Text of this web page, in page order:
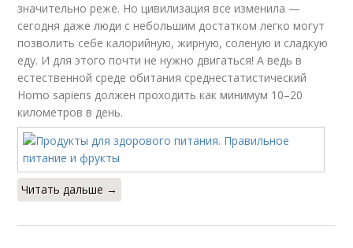
Раздельное питание Пищевые продукты
Совместимые
продукты
Продукты при
правильном питании
значительно реже. Но цивилизация все изменила —
сегодня даже люди с небольшим достатком легко могут
позволить себе калорийную, жирную, соленую и сладкую
еду. И для этого почти не нужно двигаться! А ведь в
естественной среде обитания среднестатистический
Homo sapiens должен проходить как минимум 10–20
километров в день.
Читать дальше →